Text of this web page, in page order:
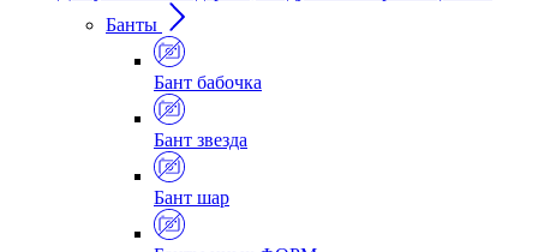
Банты
Бант бабочка
Бант звезда
Бант шар